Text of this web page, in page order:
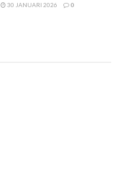
30 JANUARI 2026 0